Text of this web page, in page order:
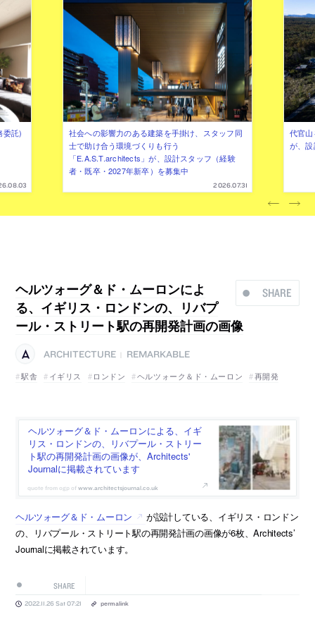
委託)
社会への影響力のある建築を手掛け、スタッフ同
士で助け合う環境づくりも行う
「E.A.S.T.architects」が、設計スタッフ（経験
者・既卒・2027年新卒）を募集中
2026.07.31
代官
が、
SHARE
ヘルツォーグ＆ド・ムーロンによ
る、イギリス・ロンドンの、リバプ
ール・ストリート駅の再開発計画の画像
ARCHITECTURE
REMARKABLE
駅舎
イギリス ロンドン ヘルツォーク＆ド・ムーロン 再開発
ヘルツォーグ＆ド・ムーロンによる、イギ
リス・ロンドンの、リバプール・ストリー
ト駅の再開発計画の画像が、Architects'
Journalに掲載されています
www.architectsjournal.co.uk
ヘルツォーグ＆ド・ムーロン
が設計している、イギリス・ロンドン
の、リバプール・ストリート駅の再開発計画の画像が6枚、Architects’
Journalに掲載されています。
SHARE
2022.11.26 Sat 07:21 permalink